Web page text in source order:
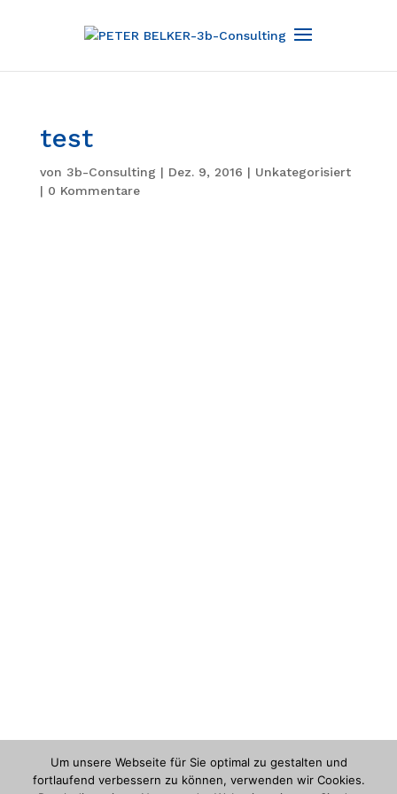
test
von 3b-Consulting | Dez. 9, 2016 | Unkategorisiert
| 0 Kommentare
Um unsere Webseite für Sie optimal zu gestalten und
fortlaufend verbessern zu können, verwenden wir Cookies.